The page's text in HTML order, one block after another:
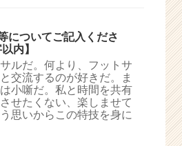
についてご記入くださ
内】
ルだ。何より、フットサ
交流するのが好きだ。ま
小噺だ。私と時間を共有
せたくない、楽しませて
思いからこの特技を身に